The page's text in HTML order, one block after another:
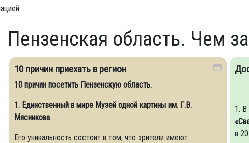
Пензенская область. Чем
10 причин приехать в регион
10 причин посетить Пензенскую область.
1. Единственный в мире Музей одной картины им. Г.В.
Мясникова.
Его уникальность состоит в том, что зрители имеют
1. В
в